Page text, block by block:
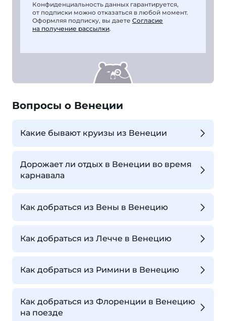
Конфиденциальность данных гарантируется,
от подписки можно отказаться в любой момент.
Оформляя подписку, вы даете Согласие
на получение рассылки.
Вопросы о Венеции
Какие бывают круизы из Венеции
Дорожает ли отдых в Венеции во время
карнавала
Как добраться из Вены в Венецию
Как добраться из Лечче в Венецию
Как добраться из Римини в Венецию
Как добраться из Флоренции в Венецию
на поезде